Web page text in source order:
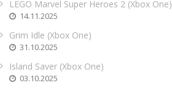
LEGO Marvel Super Heroes 2 (Xbox One)
14.11.2025
Grim Idle (Xbox One)
31.10.2025
Island Saver (Xbox One)
03.10.2025